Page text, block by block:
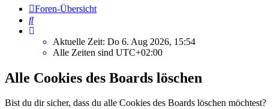
Foren-Übersicht
Suche
Aktuelle Zeit: Do 6. Aug 2026, 15:54
Alle Zeiten sind UTC+02:00
Alle Cookies des Boards löschen
Bist du dir sicher, dass du alle Cookies des Boards löschen möchtest?